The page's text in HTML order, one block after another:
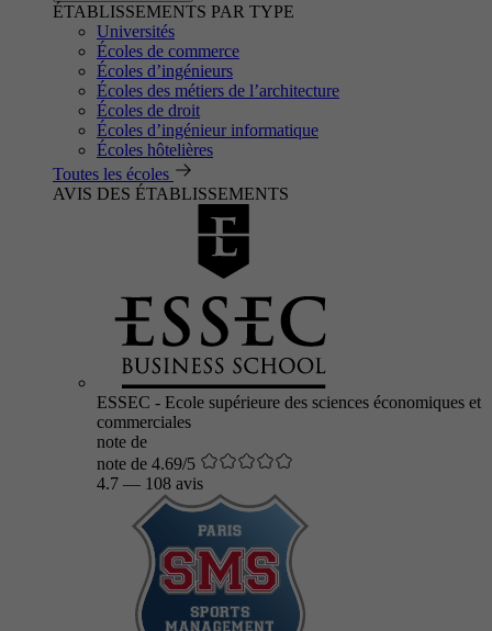
ÉTABLISSEMENTS PAR TYPE
Universités
Écoles de commerce
Écoles d’ingénieurs
Écoles des métiers de l’architecture
Écoles de droit
Écoles d’ingénieur informatique
Écoles hôtelières
Toutes les écoles
AVIS DES ÉTABLISSEMENTS
ESSEC - Ecole supérieure des sciences économiques et
commerciales
note de
note de 4.69/5
4.7 — 108 avis